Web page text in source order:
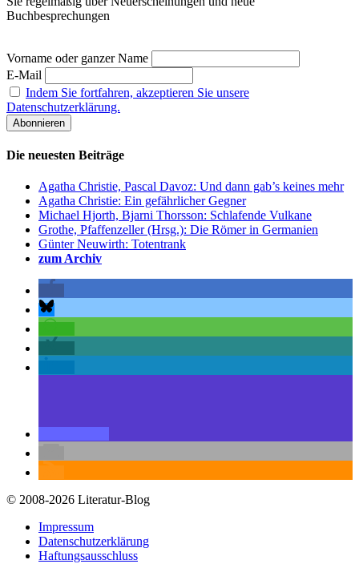
Buchbesprechungen
Vorname oder ganzer Name
E-Mail
Indem Sie fortfahren, akzeptieren Sie unsere
Datenschutzerklärung.
Die neuesten Beiträge
Agatha Christie, Pascal Davoz: Und dann gab’s keines mehr
Agatha Christie: Ein gefährlicher Gegner
Michael Hjorth, Bjarni Thorsson: Schlafende Vulkane
Grothe, Pfaffenzeller (Hrsg.): Die Römer in Germanien
Günter Neuwirth: Totentrank
zum Archiv
© 2008-2026 Literatur-Blog
Impressum
Datenschutzerklärung
Haftungsausschluss